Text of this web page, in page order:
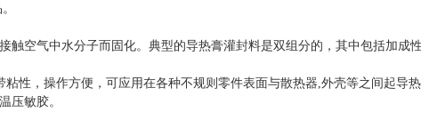
空气中水分子而固化。典型的导热膏灌封料是双组分的，其中包括加成性
性，操作方便，可应用在各种不规则零件表面与散热器,外壳等之间起导
压敏胶。